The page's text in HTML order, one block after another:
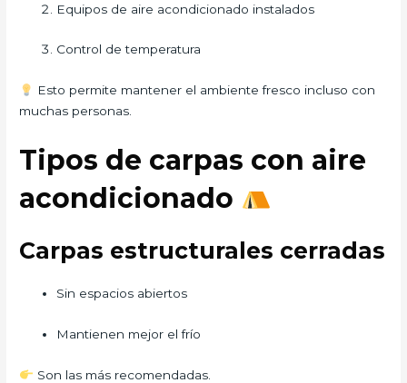
Equipos de aire acondicionado instalados
Control de temperatura
Esto permite mantener el ambiente fresco incluso con
muchas personas.
Tipos de carpas con aire
acondicionado
Carpas estructurales cerradas
Sin espacios abiertos
Mantienen mejor el frío
Son las más recomendadas.